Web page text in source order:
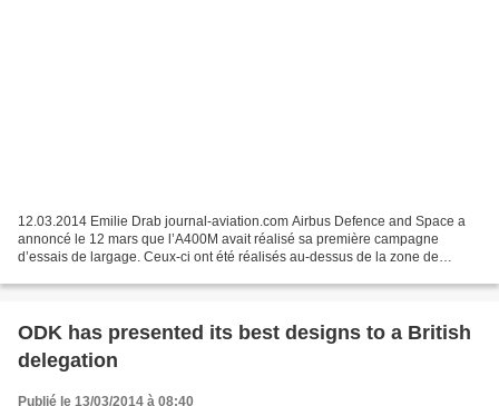
12.03.2014 Emilie Drab journal-aviation.com Airbus Defence and Space a
annoncé le 12 mars que l’A400M avait réalisé sa première campagne
d’essais de largage. Ceux-ci ont été réalisés au-dessus de la zone de
ODK has presented its best designs to a British
delegation
Publié le 13/03/2014 à 08:40